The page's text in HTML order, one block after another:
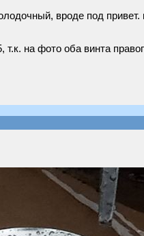
вроде под привет.
т.к. на фото оба винта